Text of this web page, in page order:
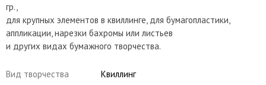
гр.,
для крупных элементов в квиллинге, для бумагопластики,
аппликации, нарезки бахромы или листьев
и других видах бумажного творчества.
Вид творчества
Квиллинг